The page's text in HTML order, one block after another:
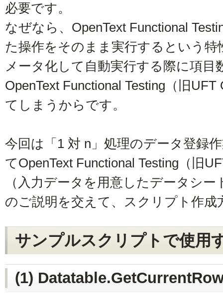
必要です。
なぜなら、OpenText Functional
た操作をそのまま実行するという
メータ化して自動実行する際に項目
OpenText Functional Testing（旧
てしまうからです。
今回は「1 対 n」処理のデータ登録
てOpenText Functional Testing（旧
（入力データを用意したデータシ
のご説明を交えて、スクリプト作成
サンプルスクリプトで使用
(1)